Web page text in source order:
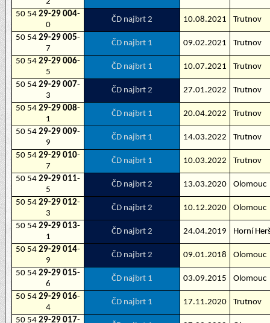
50 54 29-29 004-
0
ČD najbrt 2 10.08.2021
Trutnov
50 54 29-29 005-
7
ČD najbrt 1 09.02.2021
Trutnov
50 54 29-29 006-
5
ČD najbrt 1 10.07.2021
Trutnov
50 54 29-29 007-
3
ČD najbrt 2 27.01.2022
Trutnov
50 54 29-29 008-
1
ČD najbrt 1 20.04.2022
Trutnov
50 54 29-29 009-
9
ČD najbrt 1 14.03.2022
Trutnov
50 54 29-29 010-
7
ČD najbrt 1 10.03.2022
Trutnov
50 54 29-29 011-
5
ČD najbrt 2 13.03.2020
Olomouc
50 54 29-29 012-
3
ČD najbrt 2 10.12.2020
Olomouc
50 54 29-29 013-
1
ČD najbrt 2 24.04.2019
Horní
50 54 29-29 014-
9
ČD najbrt 2 09.01.2018
Olomouc
50 54 29-29 015-
6
ČD najbrt 1 03.09.2015
Olomouc
50 54 29-29 016-
4
ČD najbrt 1 17.11.2020
Trutnov
50 54 29-29 017-